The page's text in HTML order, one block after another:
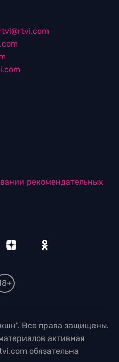
рекомендательных
Все права защищены.
активная
обязательна